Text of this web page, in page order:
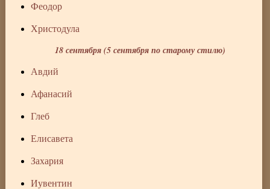
Феодор
Христодула
18 сентября (5 сентября по старому стилю)
Авдий
Афанасий
Глеб
Елисавета
Захария
Иувентин